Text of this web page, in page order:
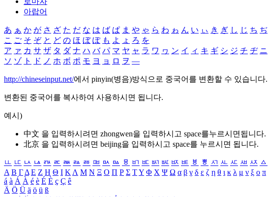
아랍어
あ ぁ か が さ ざ た だ な は ば ぱ ま や ゃ ら わ ゎ ん い ぃ き ぎ し じ ち ぢ
こ ご そ ぞ と ど の ほ ぼ ぽ も よ ょ ろ を
ア ァ カ サ ザ タ ダ ナ ハ バ パ マ ヤ ャ ラ ワ ヮ ン イ ィ キ ギ シ ジ チ ヂ ニ
ソ ゾ ト ド ノ ホ ボ ポ モ ヨ ョ ロ ヲ ―
http://chineseinput.net/에서 pinyin(병음)방식으로 중국어를 변환할 수 있습니다.
변환된 중국어를 복사하여 사용하시면 됩니다.
예시)
中文 을 입력하시려면 zhongwen을 입력하시고 space를누르시면됩니다.
北京 을 입력하시려면 beijing을 입력하시고 space를 누르시면 됩니다.
ㅥ ㅦ ㅧ ㅨ ㅩ ㅪ ㅫ ㅬ ㅭ ㅮ ㅯ ㅰ ㅱ ㅲ ㅳ ㅴ ㅵ ㅶ ㅷ ㅸ ㅹ ㅺ ㅻ ㅼ ㅽ ㅾ ㅿ
Α Β ΓΔ Ε Ζ Η Θ Ι ΚΛ Μ Ν Ξ Ο Π Ρ Σ ΤΥ Φ Χ Ψ Ω α β γ δ ε ζ η θ ι κ λ μ ν ξ ο π
á à Á À é è É È ç Ç ê
Ä Ö Ü ä ö ü ß